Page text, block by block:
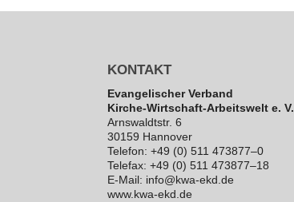
KONTAKT
Evan­ge­li­scher Verband
Kirche-Wirt­schaft-Arbeits­welt e. V.
Arns­waldt­str. 6
30159 Hannover
Telefon: +49 (0) 511 473877–0
Telefax: +49 (0) 511 473877–18
E‑Mail: info@kwa-ekd.de
www.kwa-ekd.de